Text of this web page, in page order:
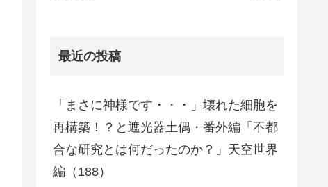
最近の投稿
「まさに神様です・・・」壊れた細胞を
再構築！？と遮光器土偶・番外編「不都
合な研究とは何だったのか？」天空世界
編（188）